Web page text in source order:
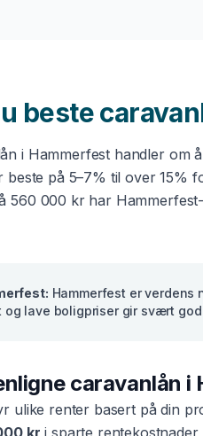
beste
i Hammerfest handler om
på 5–7% til over 15%
560 000 krhar Hammerfest
: Hammerfest er verdens
og lave boligpriser gir svært
caravanlån i
ulike renter basert på din
kr i sparte rentekostnader